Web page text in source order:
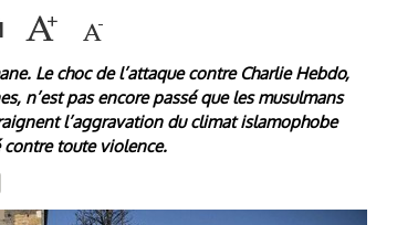
Le choc de l’attaque contre Charlie Hebdo,
n’est pas encore passé que les musulmans
l’aggravation du climat islamophobe
contre toute violence.